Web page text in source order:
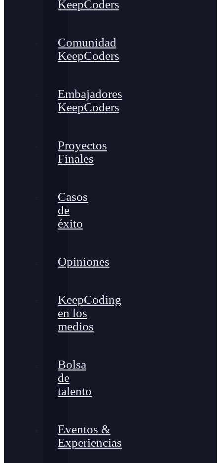
KeepCoders
Comunidad
KeepCoders
Embajadores
KeepCoders
Proyectos
Finales
Casos
de
éxito
Opiniones
KeepCoding
en los
medios
Bolsa
de
talento
Eventos &
Experiencias